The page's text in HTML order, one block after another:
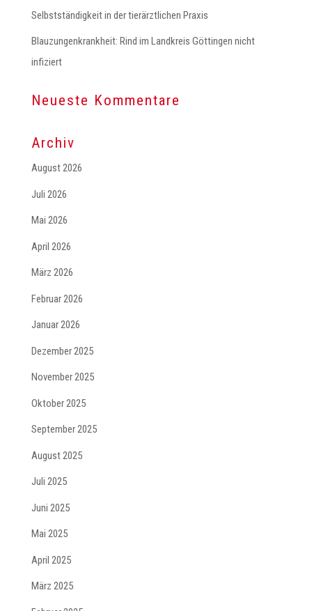
Selbstständigkeit in der tierärztlichen Praxis
Blauzungenkrankheit: Rind im Landkreis Göttingen nicht
infiziert
Neueste Kommentare
Archiv
August 2026
Juli 2026
Mai 2026
April 2026
März 2026
Februar 2026
Januar 2026
Dezember 2025
November 2025
Oktober 2025
September 2025
August 2025
Juli 2025
Juni 2025
Mai 2025
April 2025
März 2025